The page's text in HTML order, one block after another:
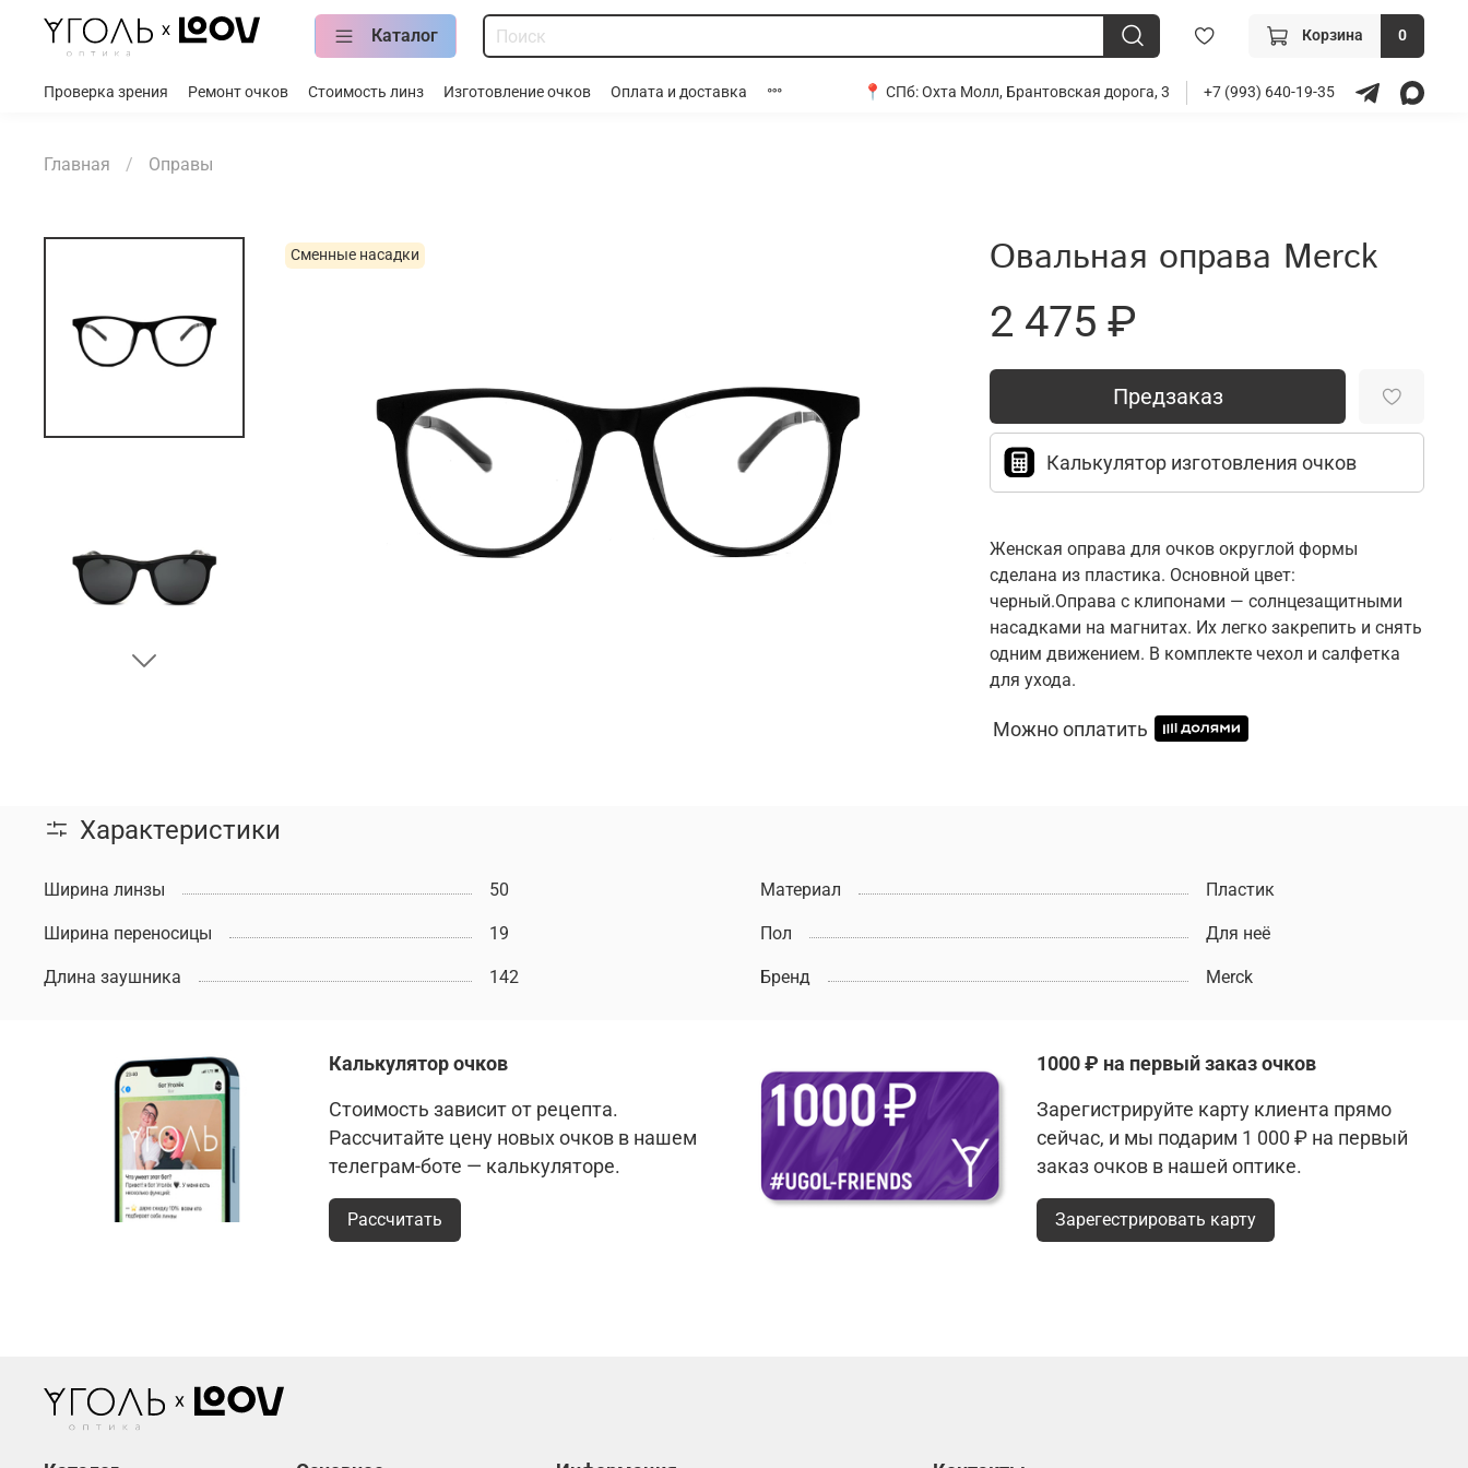
Каталог Корзина 0
Проверка зрения Ремонт очков Стоимость линз Изготовление очков Оплата и доставка 📍 СПб:Охта Молл, Брантовская дорога, 3 +7 (993) 640-19-35
Главная Оправы
Сменные насадки Овальная оправа Merck
2 475 ₽
Предзаказ
Калькулятор изготовления очков
Женская оправа для очков округлой формы
сделана из пластика. Основной цвет:
черный.Оправа с клипонами — солнцезащитными
насадками на магнитах. Их легко закрепить и снять
одним движением. В комплекте чехол и салфетка
для ухода.
Можно оплатить
Характеристики
Ширина линзы 50 Материал Пластик
Ширина переносицы 19 Пол Для неё
Длина заушника 142 Бренд Merck
Калькулятор очков
Стоимость зависит от рецепта.
Рассчитайте цену новых очков в нашем
телеграм-боте — калькуляторе.
Рассчитать
1000 ₽ на первый заказ очков
Зарегистрируйте карту клиента прямо
сейчас, и мы подарим 1 000 ₽ на первый
заказ очков в нашей оптике.
Зарегестрировать карту